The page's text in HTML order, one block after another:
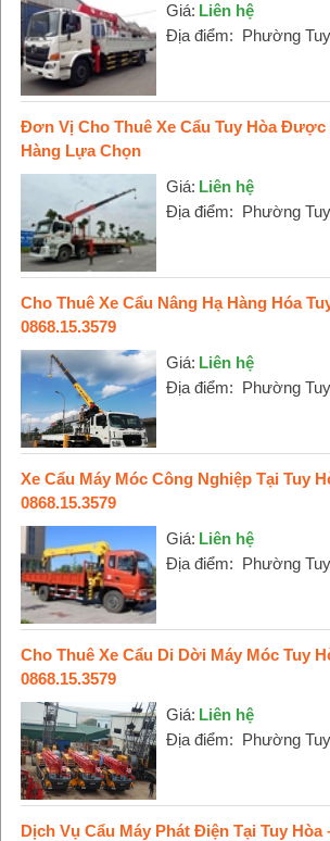
Giá: Liên hệ
Địa điểm: Phường
Đơn Vị Cho Thuê Xe Cẩu Tuy Hòa Được
Hàng Lựa Chọn
Giá: Liên hệ
Địa điểm: Phường
Cho Thuê Xe Cẩu Nâng Hạ Hàng Hóa
0868.15.3579
Giá: Liên hệ
Địa điểm: Phường
Xe Cẩu Máy Móc Công Nghiệp Tại Tuy
0868.15.3579
Giá: Liên hệ
Địa điểm: Phường
Cho Thuê Xe Cẩu Di Dời Máy Móc Tuy
0868.15.3579
Giá: Liên hệ
Địa điểm: Phường
Dịch Vụ Cẩu Máy Phát Điện Tại Tuy Hòa